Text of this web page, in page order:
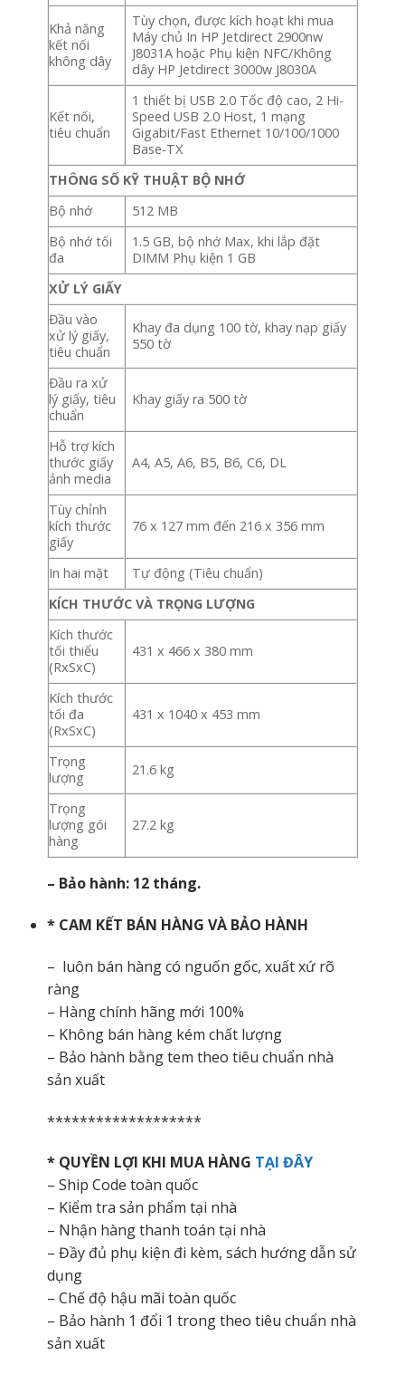
Khả năng
kết nối
không dây
Tùy chọn, được kích hoạt khi mua
Máy chủ In HP Jetdirect 2900nw
J8031A hoặc Phụ kiện NFC/Không
dây HP Jetdirect 3000w J8030A
Kết nối,
tiêu chuẩn
1 thiết bị USB 2.0 Tốc độ cao, 2 Hi-
Speed USB 2.0 Host, 1 mạng
Gigabit/Fast Ethernet 10/100/1000
Base-TX
THÔNG SỐ KỸ THUẬT BỘ NHỚ
Bộ nhớ
512 MB
Bộ nhớ tối
đa
1.5 GB, bộ nhớ Max, khi lắp đặt
DIMM Phụ kiện 1 GB
XỬ LÝ GIẤY
Đầu vào
xử lý giấy,
tiêu chuẩn
Khay đa dụng 100 tờ, khay nạp giấy
550 tờ
Đầu ra xử
lý giấy, tiêu
chuẩn
Khay giấy ra 500 tờ
Hỗ trợ kích
thước giấy
ảnh media
A4, A5, A6, B5, B6, C6, DL
Tùy chỉnh
kích thước
giấy
76 x 127 mm đến 216 x 356 mm
In hai mặt
Tự động (Tiêu chuẩn)
KÍCH THƯỚC VÀ TRỌNG LƯỢNG
Kích thước
tối thiểu
(RxSxC)
431 x 466 x 380 mm
Kích thước
tối đa
(RxSxC)
431 x 1040 x 453 mm
Trọng
lượng
21.6 kg
Trọng
lượng gói
hàng
27.2 kg
– Bảo hành: 12 tháng.
* CAM KẾT BÁN HÀNG VÀ BẢO HÀNH
– luôn bán hàng có nguốn gốc, xuất xứ rõ
ràng
– Hàng chính hãng mới 100%
– Không bán hàng kém chất lượng
– Bảo hành bằng tem theo tiêu chuẩn nhà
sản xuất
*******************
* QUYỀN LỢI KHI MUA HÀNG TẠI ĐÂY
– Ship Code toàn quốc
– Kiểm tra sản phẩm tại nhà
– Nhận hàng thanh toán tại nhà
– Đầy đủ phụ kiện đi kèm, sách hướng dẫn sử
dụng
– Chế độ hậu mãi toàn quốc
– Bảo hành 1 đổi 1 trong theo tiêu chuẩn nhà
sản xuất